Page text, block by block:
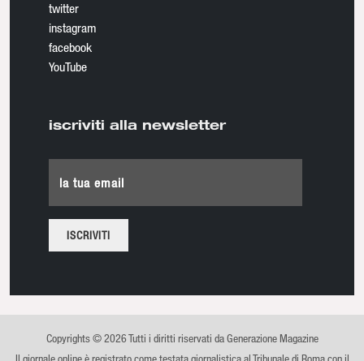
twitter
instagram
facebook
YouTube
iscriviti alla newsletter
la tua email
Copyrights © 2026 Tutti i diritti riservati da Generazione Magazine